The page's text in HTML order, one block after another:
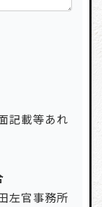
記載等あれ
左官事務所